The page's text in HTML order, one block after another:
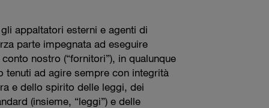
appaltatori esterni e agenti di
parte impegnata ad eseguire
nostro (“fornitori”), in qualunque
tenuti ad agire sempre con integrità
e dello spirito delle leggi, dei
(insieme, “leggi”) e delle